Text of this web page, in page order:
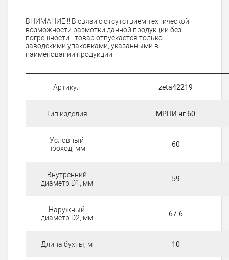
ВНИМАНИЕ!!! В связи с отсутствием технической
возможности размотки данной продукции без
погрешности - товар отпускается только
заводскими упаковками, указанными в
наименовании продукции.
Артикул zeta42219
Тип изделия МРПИ нг 60
Условный
проход, мм
60
Внутренний
диаметр D1, мм
59
Наружный
диаметр D2, мм
67.6
Длина бухты, м 10